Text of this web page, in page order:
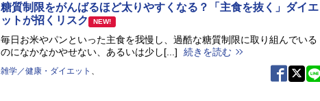
糖質制限をがんばるほど太りやすくなる？「主食を抜く」ダイエ
ットが招くリスク
NEW!
毎日お米やパンといった主食を我慢し、過酷な糖質制限に取り組んでいる
のになかなかやせない、あるいは少し[...]
続きを読む
雑学／健康・ダイエット